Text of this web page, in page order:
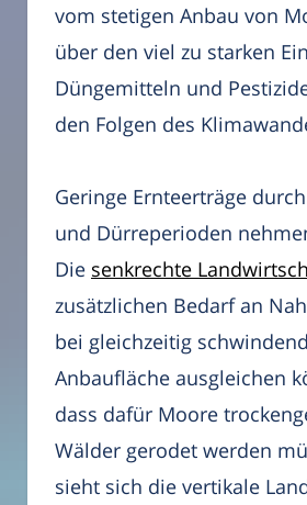
vom stetigen Anbau von
über den viel zu starken
Düngemitteln und
den Folgen des
Geringe Ernteerträge
und Dürreperioden
Die senkrechte
zusätzlichen Bedarf an
bei gleichzeitig
Anbaufläche ausgleichen
dass dafür Moore
Wälder gerodet werden
sieht sich die vertikale